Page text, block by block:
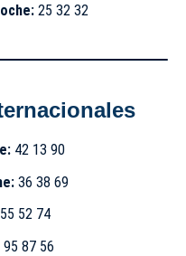
25 32 32
42 13 90
36 38 69
52 74
95 87 56